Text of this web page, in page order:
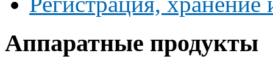
Аппаратные продукты